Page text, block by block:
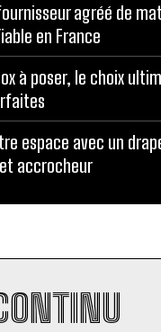
agréé de
en France
à poser, le choix
espace avec un
accrocheur